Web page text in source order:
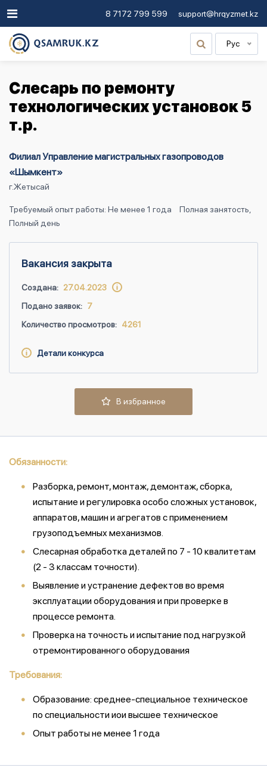
8 7172 799 599 support@hrqyzmet.kz
Рус
Слесарь по ремонту
технологических установок 5
т.р.
Филиал Управление магистральных газопроводов
«Шымкент»
г.Жетысай
Требуемый опыт работы: Не менее 1 года
Полная занятость,
Полный день
Вакансия закрыта
Создана: 27.04.2023
Подано заявок: 7
Количество просмотров: 4261
Детали конкурса
В избранное
Обязанности:
Разборка, ремонт, монтаж, демонтаж, сборка,
испытание и регулировка особо сложных установок,
аппаратов, машин и агрегатов с применением
грузоподъемных механизмов.
Слесарная обработка деталей по 7 - 10 квалитетам
(2 - 3 классам точности).
Выявление и устранение дефектов во время
эксплуатации оборудования и при проверке в
процессе ремонта.
Проверка на точность и испытание под нагрузкой
отремонтированного оборудования
Требования:
Образование: среднее-специальное техническое
по специальности иои высшее техническое
Опыт работы не менее 1 года